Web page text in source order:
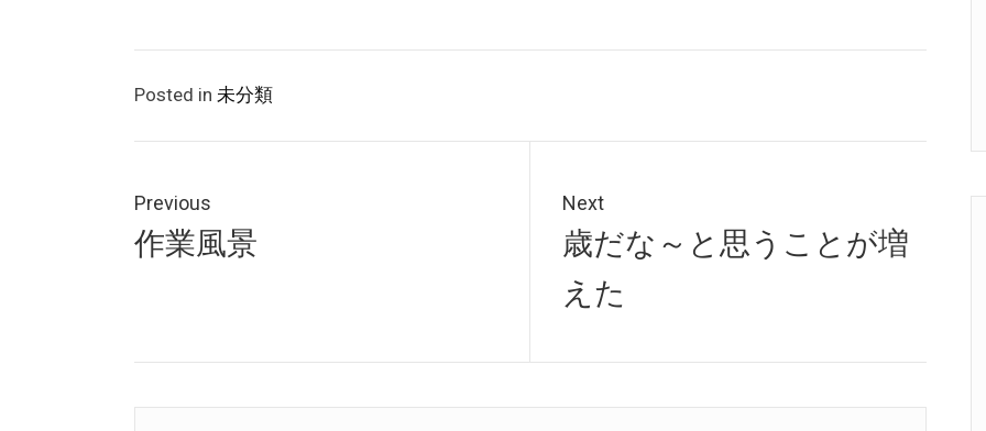
Posted in 未分類
稿
ナ
ゲ
ー
Previous
Previous
post:
作業風景
Next
Next
post:
歳だな～と思うことが増
えた